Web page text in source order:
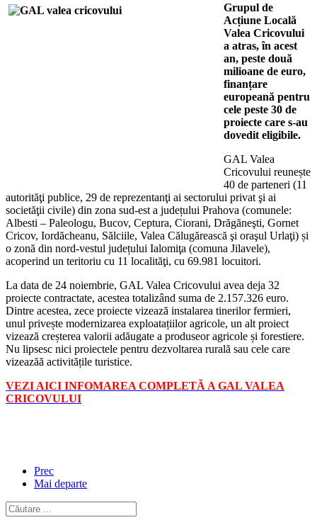
Grupul de
Acțiune Locală
Valea Cricovului
a atras, în acest
an, peste două
milioane de euro,
finanțare
europeană pentru
cele peste 30 de
proiecte care s-au
dovedit eligibile.
GAL Valea
Cricovului reunește
40 de parteneri (11
autorităţi publice, 29 de reprezentanţi ai sectorului privat şi ai
societăţii civile) din zona sud-est a județului Prahova (comunele:
Albesti – Paleologu, Bucov, Ceptura, Ciorani, Drăgăneşti, Gornet
Cricov, Iordăcheanu, Sălciile, Valea Călugărească şi oraşul Urlaţi) și
o zonă din nord-vestul județului Ialomiţa (comuna Jilavele),
acoperind un teritoriu cu 11 localităţi, cu 69.981 locuitori.
La data de 24 noiembrie, GAL Valea Cricovului avea deja 32
proiecte contractate, acestea totalizând suma de 2.157.326 euro.
Dintre acestea, zece proiecte vizează instalarea tinerilor fermieri,
unul privește modernizarea exploatațiilor agricole, un alt proiect
vizează creșterea valorii adăugate a produseor agricole și forestiere.
Nu lipsesc nici proiectele pentru dezvoltarea rurală sau cele care
vizeazăă activitățile turistice.
VEZI AICI INFOMAREA COMPLETĂ A GAL VALEA
CRICOVULUI
Prec
Mai departe